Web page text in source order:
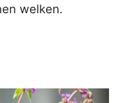
welken.